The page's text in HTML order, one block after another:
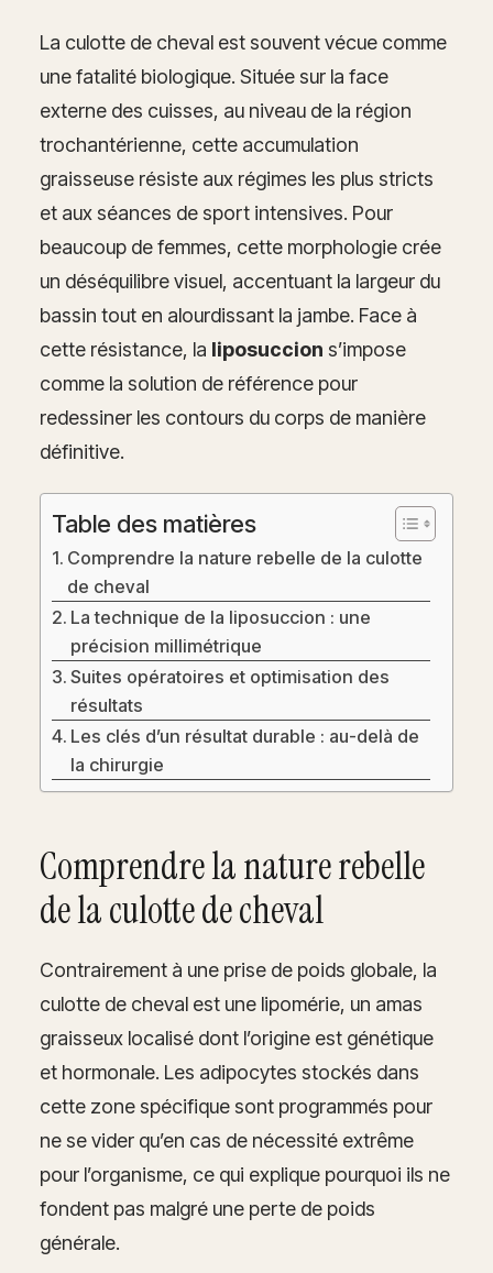
La culotte de cheval est souvent vécue comme
une fatalité biologique. Située sur la face
externe des cuisses, au niveau de la région
trochantérienne, cette accumulation
graisseuse résiste aux régimes les plus stricts
et aux séances de sport intensives. Pour
beaucoup de femmes, cette morphologie crée
un déséquilibre visuel, accentuant la largeur du
bassin tout en alourdissant la jambe. Face à
cette résistance, la liposuccion s’impose
comme la solution de référence pour
redessiner les contours du corps de manière
définitive.
Table des matières
Comprendre la nature rebelle de la culotte
de cheval
La technique de la liposuccion : une
précision millimétrique
Suites opératoires et optimisation des
résultats
Les clés d’un résultat durable : au-delà de
la chirurgie
Comprendre la nature rebelle
de la culotte de cheval
Contrairement à une prise de poids globale, la
culotte de cheval est une lipomérie, un amas
graisseux localisé dont l’origine est génétique
et hormonale. Les adipocytes stockés dans
cette zone spécifique sont programmés pour
ne se vider qu’en cas de nécessité extrême
pour l’organisme, ce qui explique pourquoi ils ne
fondent pas malgré une perte de poids
générale.